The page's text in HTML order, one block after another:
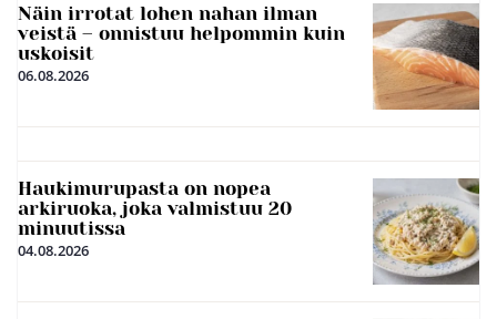
Näin irrotat lohen nahan ilman
veistä – onnistuu helpommin kuin
uskoisit
06.08.2026
Haukimurupasta on nopea
arkiruoka, joka valmistuu 20
minuutissa
04.08.2026